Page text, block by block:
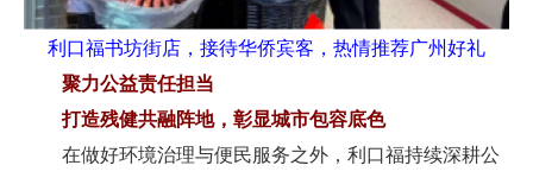
利口福书坊街店，接待华侨宾客，热情推荐广州好礼
聚力公益责任担当
打造残健共融阵地，彰显城市包容底色
在做好环境治理与便民服务之外，利口福持续深耕公